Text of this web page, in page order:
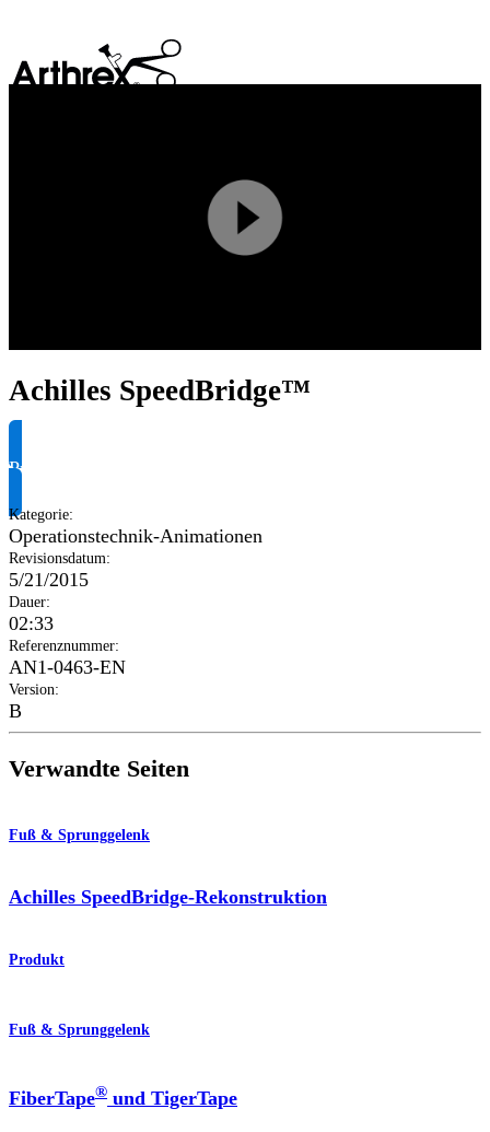
Play
Video
Achilles SpeedBridge™
Produktinformationen anfragen
Kategorie:
Operationstechnik-Animationen
Revisionsdatum:
5/21/2015
Dauer:
02:33
Referenznummer:
AN1-0463-EN
Version:
B
Verwandte Seiten
Fuß & Sprunggelenk
Achilles SpeedBridge-Rekonstruktion
Produkt
Fuß & Sprunggelenk
FiberTape® und TigerTape